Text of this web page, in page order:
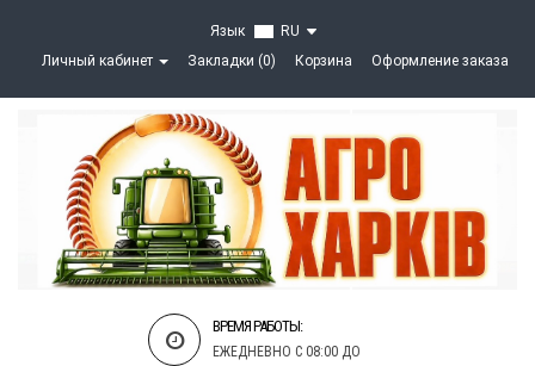
Язык
RU
Личный кабинет
Закладки (0) Корзина Оформление заказа
ВРЕМЯ РАБОТЫ:
ЕЖЕДНЕВНО С 08:00 ДО